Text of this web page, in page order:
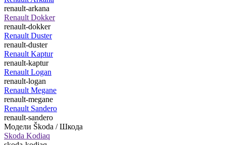
renault-arkana
Renault Dokker
renault-dokker
Renault Duster
renault-duster
Renault Kaptur
renault-kaptur
Renault Logan
renault-logan
Renault Megane
renault-megane
Renault Sandero
renault-sandero
Модели Škoda / Шкода
Skoda Kodiaq